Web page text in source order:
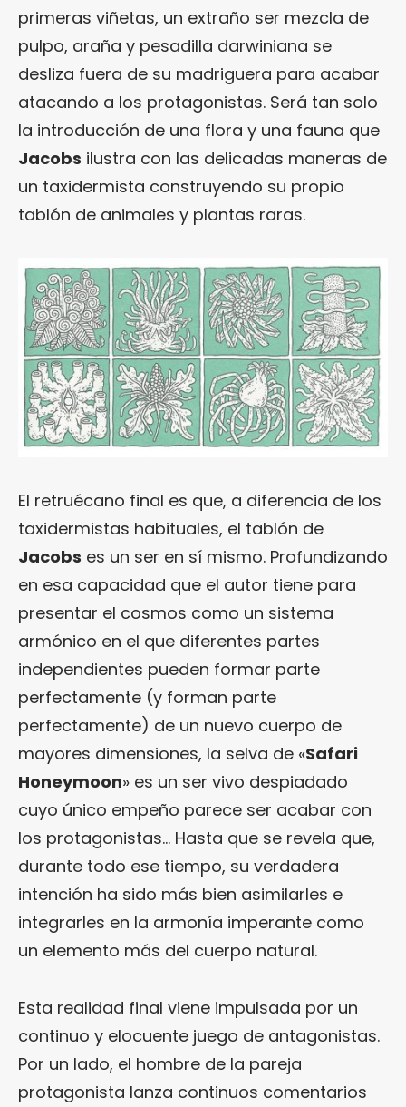
primeras viñetas, un extraño ser mezcla de
pulpo, araña y pesadilla darwiniana se
desliza fuera de su madriguera para acabar
atacando a los protagonistas. Será tan solo
la introducción de una flora y una fauna que
Jacobs ilustra con las delicadas maneras de
un taxidermista construyendo su propio
tablón de animales y plantas raras.
El retruécano final es que, a diferencia de los
taxidermistas habituales, el tablón de
Jacobs es un ser en sí mismo. Profundizando
en esa capacidad que el autor tiene para
presentar el cosmos como un sistema
armónico en el que diferentes partes
independientes pueden formar parte
perfectamente (y forman parte
perfectamente) de un nuevo cuerpo de
mayores dimensiones, la selva de «Safari
Honeymoon» es un ser vivo despiadado
cuyo único empeño parece ser acabar con
los protagonistas… Hasta que se revela que,
durante todo ese tiempo, su verdadera
intención ha sido más bien asimilarles e
integrarles en la armonía imperante como
un elemento más del cuerpo natural.
Esta realidad final viene impulsada por un
continuo y elocuente juego de antagonistas.
Por un lado, el hombre de la pareja
protagonista lanza continuos comentarios